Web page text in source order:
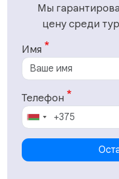
Мы
цену среди
Имя
Телефон